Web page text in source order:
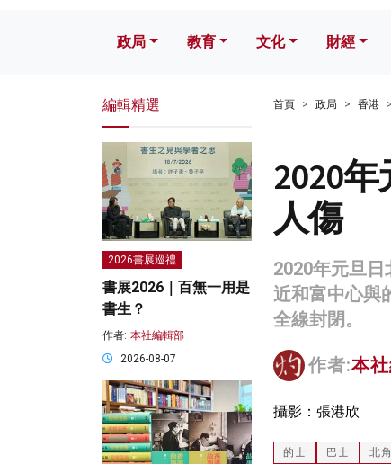
政局 教育 文化 財經
首頁 政局 香港
2020
人傷
2020年元旦
近和富中心與
全線封閉。
作者:本
攝影：張港欣
的士 巴士 北角
編輯精選
2026書展巡禮
書展2026｜百無一用是
書生？
作者: 本社編輯部
2026-08-07